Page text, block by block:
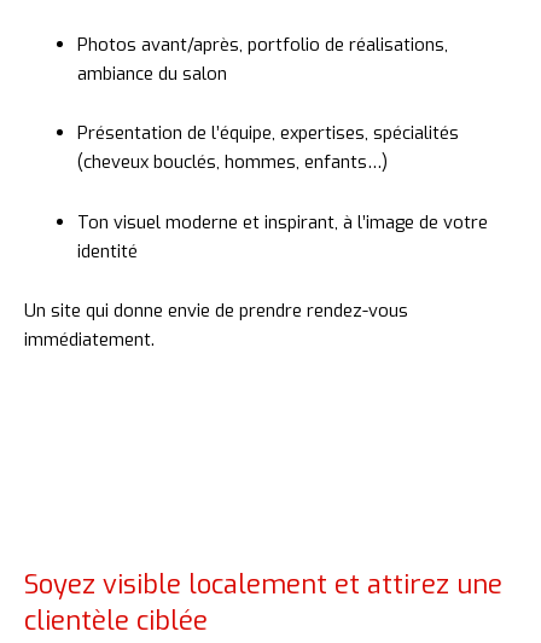
Photos avant/après, portfolio de réalisations,
ambiance du salon
Présentation de l’équipe, expertises, spécialités
(cheveux bouclés, hommes, enfants…)
Ton visuel moderne et inspirant, à l’image de votre
identité
Un site qui donne envie de prendre rendez-vous
immédiatement.
Soyez visible localement et attirez une
clientèle ciblée